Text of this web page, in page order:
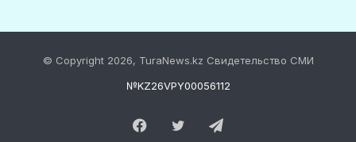
© Copyright 2026, TuraNews.kz Свидетельство СМИ
№KZ26VPY00056112
Facebook
Twitter